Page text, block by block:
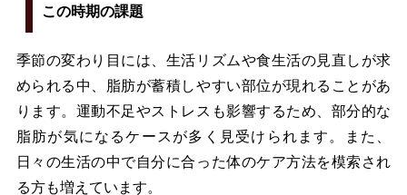
この時期の課題
季節の変わり目には、生活リズムや食生活の見直しが求
められる中、脂肪が蓄積しやすい部位が現れることがあ
ります。運動不足やストレスも影響するため、部分的な
脂肪が気になるケースが多く見受けられます。また、
日々の生活の中で自分に合った体のケア方法を模索され
る方も増えています。